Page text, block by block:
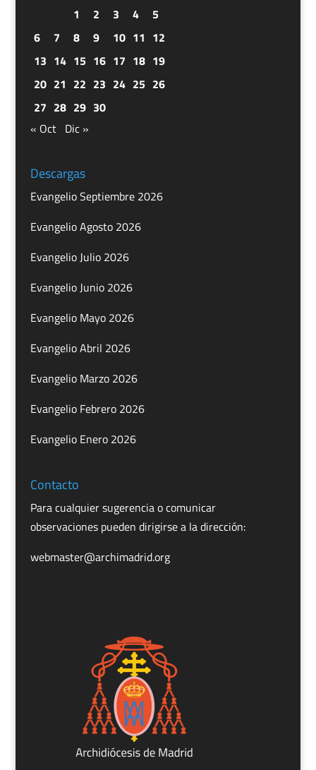
1
2 3 4
5
6
7 8 9 10 11 12
13 14 15 16 17 18 19
20 21 22 23 24 25 26
27 28 29 30
« Oct Dic »
Descargas
Evangelio Septiembre 2026
Evangelio Agosto 2026
Evangelio Julio 2026
Evangelio Junio 2026
Evangelio Mayo 2026
Evangelio Abril 2026
Evangelio Marzo 2026
Evangelio Febrero 2026
Evangelio Enero 2026
Contacto
Para cualquier sugerencia o comunicar
observaciones pueden dirigirse a la dirección:
webmaster@archimadrid.org